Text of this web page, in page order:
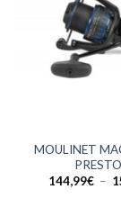
MOULINET
144,99€ –